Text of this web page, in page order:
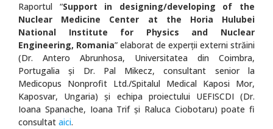
Raportul “Support in designing/developing of the
Nuclear Medicine Center at the Horia Hulubei
National Institute for Physics and Nuclear
Engineering, Romania” elaborat de experţii externi străini
(Dr. Antero Abrunhosa, Universitatea din Coimbra,
Portugalia şi Dr. Pal Mikecz, consultant senior la
Medicopus Nonprofit Ltd./Spitalul Medical Kaposi Mor,
Kaposvar, Ungaria) şi echipa proiectului UEFISCDI (Dr.
Ioana Spanache, Ioana Trif şi Raluca Ciobotaru) poate fi
consultat aici.